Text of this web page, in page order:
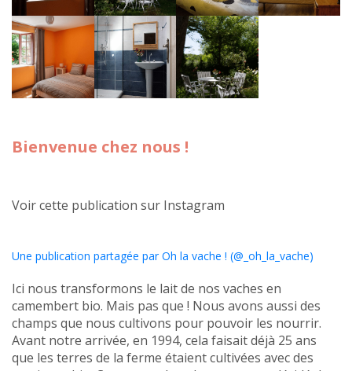
Bienvenue chez nous !
Voir cette publication sur Instagram
Une publication partagée par Oh la vache ! (@_oh_la_vache)
Ici nous transformons le lait de nos vaches en
camembert bio. Mais pas que ! Nous avons aussi des
champs que nous cultivons pour pouvoir les nourrir.
Avant notre arrivée, en 1994, cela faisait déjà 25 ans
que les terres de la ferme étaient cultivées avec des